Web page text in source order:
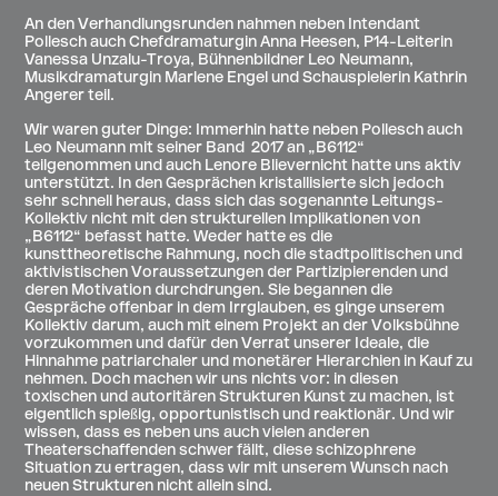
An den Verhandlungsrunden nahmen neben Intendant
Pollesch auch Chefdramaturgin Anna Heesen, P14-Leiterin
Vanessa Unzalu-Troya, Bühnenbildner Leo Neumann,
Musikdramaturgin Marlene Engel und Schauspielerin Kathrin
Angerer teil.
Wir waren guter Dinge: Immerhin hatte neben Pollesch auch
Leo Neumann mit seiner Band 2017 an „B6112“
teilgenommen und auch Lenore Blievernicht hatte uns aktiv
unterstützt. In den Gesprächen kristallisierte sich jedoch
sehr schnell heraus, dass sich das sogenannte Leitungs-
Kollektiv nicht mit den strukturellen Implikationen von
„B6112“ befasst hatte. Weder hatte es die
kunsttheoretische Rahmung, noch die stadtpolitischen und
aktivistischen Voraussetzungen der Partizipierenden und
deren Motivation durchdrungen. Sie begannen die
Gespräche offenbar in dem Irrglauben, es ginge unserem
Kollektiv darum, auch mit einem Projekt an der Volksbühne
vorzukommen und dafür den Verrat unserer Ideale, die
Hinnahme patriarchaler und monetärer Hierarchien in Kauf zu
nehmen. Doch machen wir uns nichts vor: in diesen
toxischen und autoritären Strukturen Kunst zu machen, ist
eigentlich spießig, opportunistisch und reaktionär. Und wir
wissen, dass es neben uns auch vielen anderen
Theaterschaffenden schwer fällt, diese schizophrene
Situation zu ertragen, dass wir mit unserem Wunsch nach
neuen Strukturen nicht allein sind.